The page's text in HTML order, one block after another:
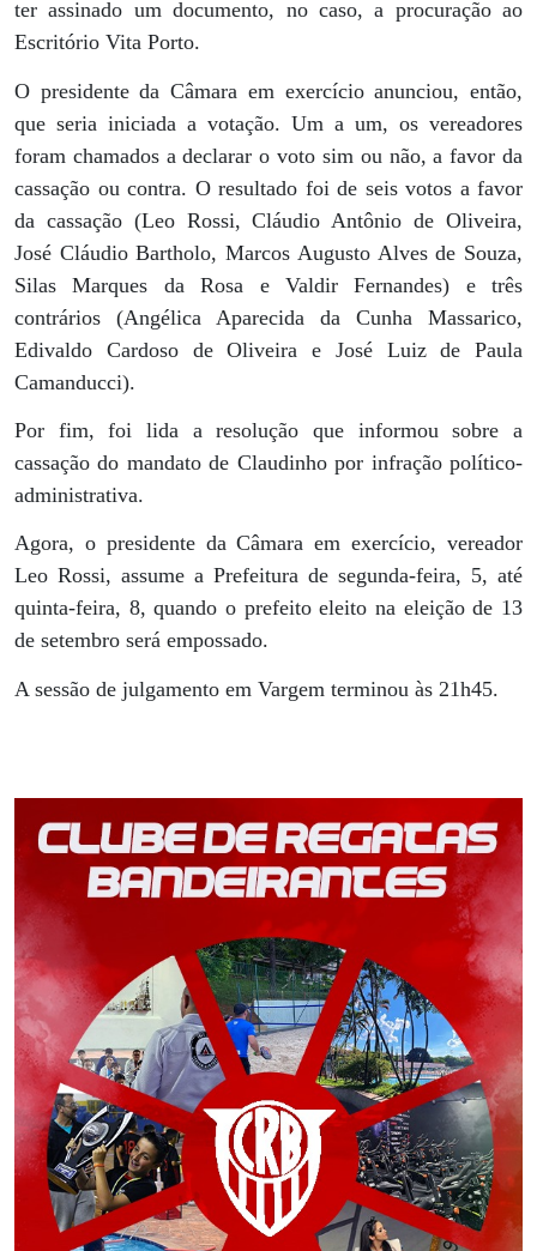
ter assinado um documento, no caso, a procuração ao
Escritório Vita Porto.
O presidente da Câmara em exercício anunciou, então,
que seria iniciada a votação. Um a um, os vereadores
foram chamados a declarar o voto sim ou não, a favor da
cassação ou contra. O resultado foi de seis votos a favor
da cassação (Leo Rossi, Cláudio Antônio de Oliveira,
José Cláudio Bartholo, Marcos Augusto Alves de Souza,
Silas Marques da Rosa e Valdir Fernandes) e três
contrários (Angélica Aparecida da Cunha Massarico,
Edivaldo Cardoso de Oliveira e José Luiz de Paula
Camanducci).
Por fim, foi lida a resolução que informou sobre a
cassação do mandato de Claudinho por infração político-
administrativa.
Agora, o presidente da Câmara em exercício, vereador
Leo Rossi, assume a Prefeitura de segunda-feira, 5, até
quinta-feira, 8, quando o prefeito eleito na eleição de 13
de setembro será empossado.
A sessão de julgamento em Vargem terminou às 21h45.